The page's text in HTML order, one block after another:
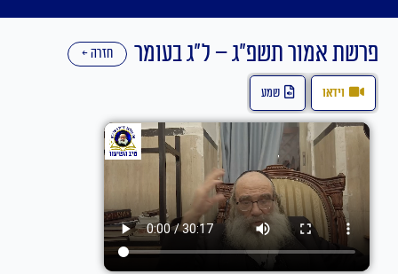
פרשת אמור תשפ"ג – ל"ג בעומר חזרה ←
וידאו שמע